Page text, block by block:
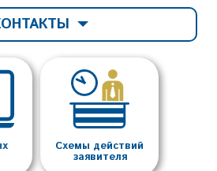
Схемы действий
заявителя